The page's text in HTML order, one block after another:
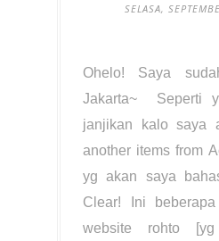
SELASA,
Ohelo! Saya
Jakarta~ Seperti
janjikan kalo saya
another items from
yg akan saya
Clear! Ini
website rohto [yg